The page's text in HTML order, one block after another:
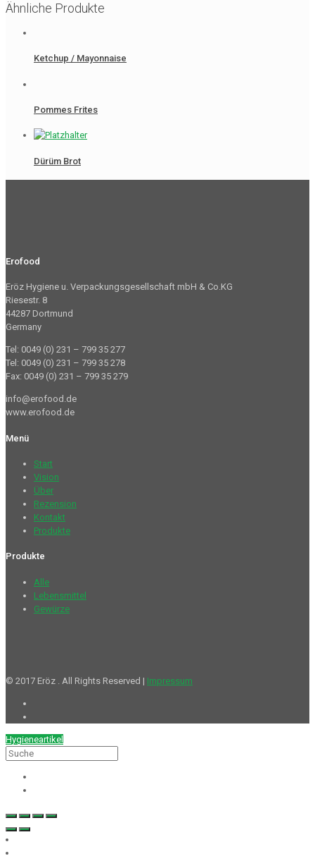
Ähnliche Produkte
Ketchup / Mayonnaise
Pommes Frites
Dürüm Brot
Erofood
Eröz Hygiene u. Verpackungsgesellschaft mbH & Co.KG
Riesestr. 8
44287 Dortmund
Germany
Tel: 0049 (0) 231 – 799 35 277
Tel: 0049 (0) 231 – 799 35 278
Fax: 0049 (0) 231 – 799 35 279
info@erofood.de
www.erofood.de
Menü
Start
Vision
Über
Rezension
Kontakt
Produkte
Produkte
Alle
Lebensmittel
Gewürze
© 2017 Eröz . All Rights Reserved | Impressum
Hygieneartikel